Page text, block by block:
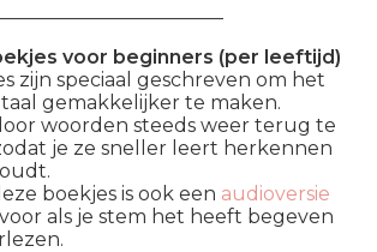
voor beginners (per leeftijd)
zijn speciaal geschreven om het
gemakkelijker te maken.
woorden steeds weer terug te
je ze sneller leert herkennen
boekjes is ook een audioversie
als je stem het heeft begeven